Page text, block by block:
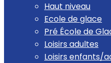
Haut niveau
Ecole de glace
Pré École de
Loisirs adultes
Loisirs enfants/